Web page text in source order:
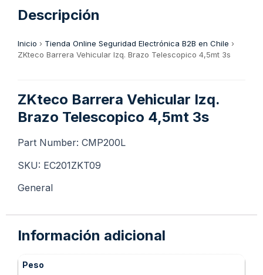
Descripción
Inicio › Tienda Online Seguridad Electrónica B2B en Chile ›
ZKteco Barrera Vehicular Izq. Brazo Telescopico 4,5mt 3s
ZKteco Barrera Vehicular Izq.
Brazo Telescopico 4,5mt 3s
Part Number: CMP200L
SKU: EC201ZKT09
General
Información adicional
Peso